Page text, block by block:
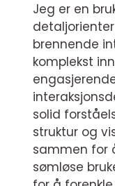
Jeg er en
brennende
komplekst
solid
struktur og
sammen for
sømløse